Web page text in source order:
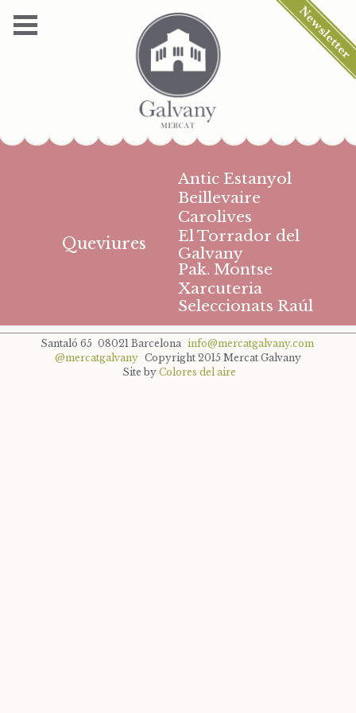
Queviures
Antic Estanyol
Beillevaire
Carolives
El Torrador del
Galvany
Pak. Montse
Xarcuteria
Seleccionats Raúl
Santaló 65 08021 Barcelona info@mercatgalvany.com
@mercatgalvany Copyright 2015 Mercat Galvany
Site by Colores del aire